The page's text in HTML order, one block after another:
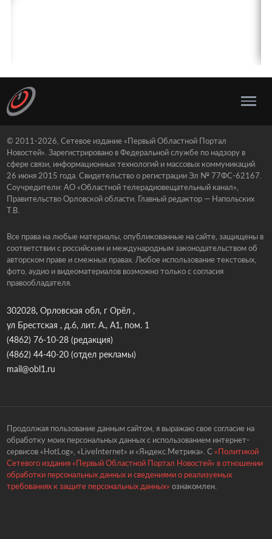
© 2011-2026, Сетевое издание «Первый Областной Портал
Новостей». Зарегистрировано в Федеральной службе по надзору в
сфере связи, информационных технологий и массовых коммуникаций
26 июня 2015 года. Свидетельство о регистрации Эл № 77ФС-62167.
Соучредители: АО «Областной телерадиовещательный канал»,
Правительство Орловской области. Главный редактор — Напольских
Т.В.
Все права на любые материалы, опубликованные на сайте, защищены в
соответствии с российским и международным законодательством об
авторском праве и смежных правах. Любое использование текстовых,
фото, аудио и видеоматериалов возможно только с согласия
правообладателя.
302028, Орловская обл, г Орёл ,
ул Брестская , д.6, лит. А., А1, пом. 1
(4862) 76-10-28(редакция)
(4862) 44-40-20(отдел рекламы)
mail@obl1.ru
Продолжая пользование данным сайтом, я выражаю свое согласие на
обработку моих персональных данных с использованием интернет-
сервисов «HotLog», «LiveInternet» и «Яндекс.Метрика». С «Политикой
Сетевого издания «Первый Областной Портал Новостей» в отношении
обработки персональных данных и сведениями о реализуемых
требованиях к защите персональных данных» ознакомлен.